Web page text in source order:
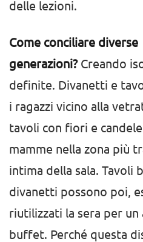
delle lezioni.
Come conciliare diverse
generazioni?Creando
definite. Divanetti e
i ragazzi vicino alla
tavoli con fiori e
mamme nella zona più
intima della sala. Tavoli
divanetti possono poi,
riutilizzati la sera per
buffet. Perché questa